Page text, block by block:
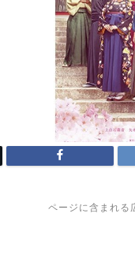
ページに含まれる